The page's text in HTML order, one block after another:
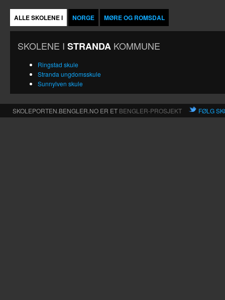
ALLE SKOLENE I NORGE MØRE OG ROMSDAL
SKOLENE I STRANDA KOMMUNE
Ringstad skule
Stranda ungdomsskule
Sunnylven skule
SKOLEPORTEN.BENGLER.NO ER ET BENGLER-PROSJEKT FØLG